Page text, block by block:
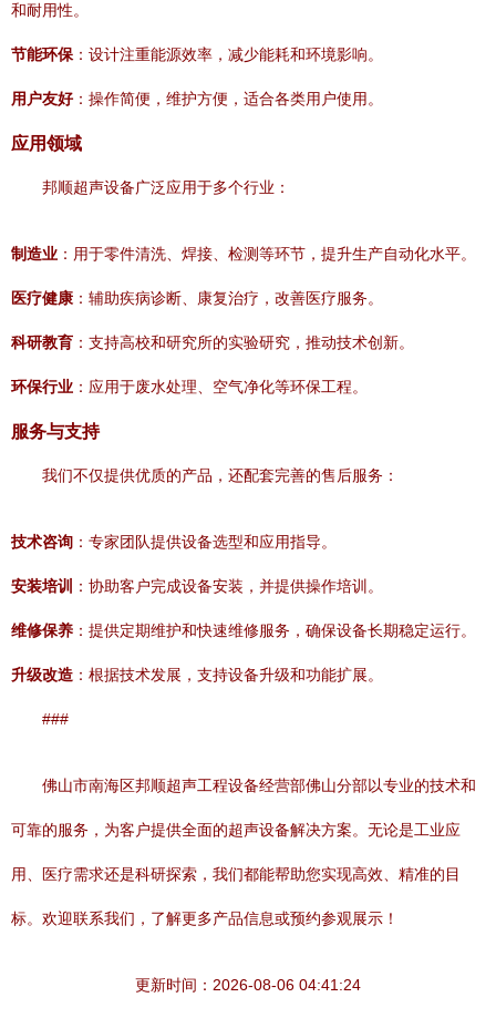
和耐用性。
节能环保 ：设计注重能源效率，减少能耗和环境影响。
用户友好：操作简便，维护方便，适合各类用户使用。
应用领域
邦顺超声设备广泛应用于多个行业：
制造业 ：用于零件清洗、焊接、检测等环节，提升生产自动化水平。
医疗健康 ：辅助疾病诊断、康复治疗，改善医疗服务。
科研教育 ：支持高校和研究所的实验研究，推动技术创新。
环保行业 ：应用于废水处理、空气净化等环保工程。
服务与支持
我们不仅提供优质的产品，还配套完善的售后服务：
技术咨询 ：专家团队提供设备选型和应用指导。
安装培训 ：协助客户完成设备安装，并提供操作培训。
维修保养 ：提供定期维护和快速维修服务，确保设备长期稳定运行。
升级改造 ：根据技术发展，支持设备升级和功能扩展。
###
佛山市南海区邦顺超声工程设备经营部佛山分部以专业的技术和
可靠的服务，为客户提供全面的超声设备解决方案。无论是工业应
用、医疗需求还是科研探索，我们都能帮助您实现高效、精准的目
标。欢迎联系我们，了解更多产品信息或预约参观展示！
更新时间：2026-08-06 04:41:24